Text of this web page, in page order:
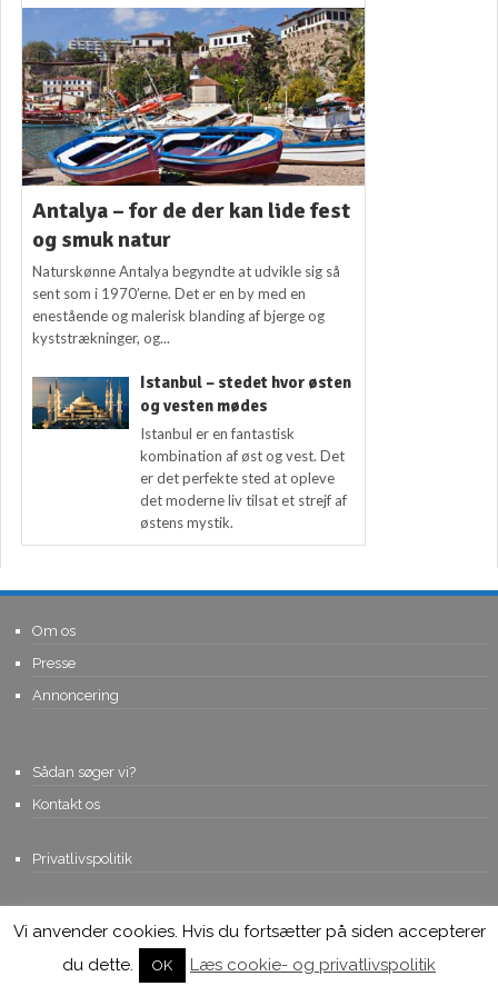
Antalya – for de der kan lide fest
og smuk natur
Naturskønne Antalya begyndte at udvikle sig så
sent som i 1970’erne. Det er en by med en
enestående og malerisk blanding af bjerge og
kyststrækninger, og...
Istanbul – stedet hvor østen
og vesten mødes
Istanbul er en fantastisk
kombination af øst og vest. Det
er det perfekte sted at opleve
det moderne liv tilsat et strejf af
østens mystik.
Om os
Presse
Annoncering
Sådan søger vi?
Kontakt os
Privatlivspolitik
© Copyright 2015, Viviro.com ApS- Alle rettigheder forbeholdes. Vi
tager forbehold for fejlagtige priser.
Vi anvender cookies. Hvis du fortsætter på siden accepterer
du dette.
OK Læs cookie- og privatlivspolitik